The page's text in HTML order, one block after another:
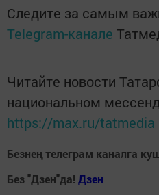
Следите за самым
Telegram-канале
Читайте новости
национальном
https://max.ru/tatmedia
Безнең телеграм каналга
Без "Дзен"да! Дзен